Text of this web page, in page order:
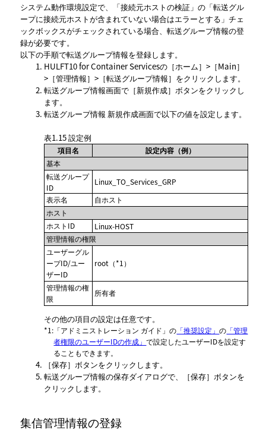
システム動作環境設定で、 接続元ホストの検証 の
転送グル
ープに接続元ホストが含まれていない場合はエラーとする
チェ
ックボックスがチェックされている場合、転送グループ情報の登
録が必要です。
以下の手順で転送グループ情報を登録します。
HULFT10 for Container Servicesの
ホーム >
Main
>
管理情報 > 転送グループ情報
をクリックします。
転送グループ情報画面で 新規作成
ボタンをクリックし
ます。
転送グループ情報 新規作成画面で以下の値を設定します。
表1.15設定例
項目名
設定内容（例）
基本
転送グループ
ID
Linux_TO_Services_GRP
表示名
自ホスト
ホスト
ホストID
Linux-HOST
管理情報の権限
ユーザーグル
ープID/ユー
ザーID
root（*1）
管理情報の権
限
所有者
その他の項目の設定は任意です。
*1: 「アドミニストレーション ガイド」の 「推奨設定」の 「管理
者権限のユーザーIDの作成」で設定したユーザーIDを設定す
ることもできます。
保存
ボタンをクリックします。
転送グループ情報の保存ダイアログで、
保存
ボタンを
クリックします。
集信管理情報の登録